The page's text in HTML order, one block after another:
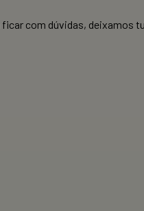
com dúvidas, deixamos